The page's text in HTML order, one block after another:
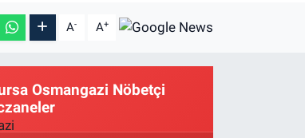
A- A+
Osmangazi Nöbetçi